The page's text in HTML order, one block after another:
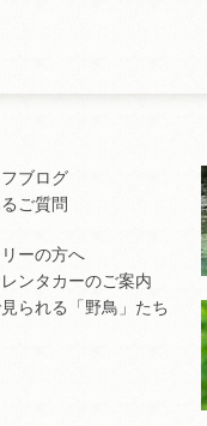
ブログ
ご質問
ーの方へ
ンタカーのご案内
られる「野鳥」たち